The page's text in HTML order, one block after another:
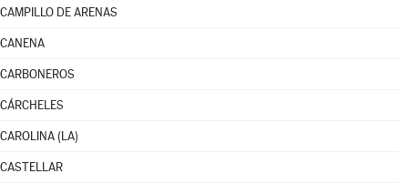
CAMPILLO DE ARENAS
CANENA
CARBONEROS
CÁRCHELES
CAROLINA (LA)
CASTELLAR